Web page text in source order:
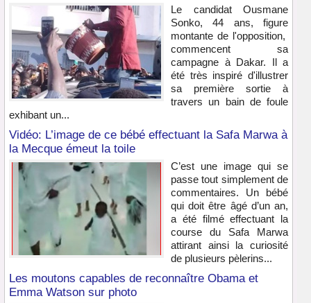
Le candidat Ousmane
Sonko, 44 ans, figure
montante de l'opposition,
commencent sa
campagne à Dakar. Il a
été très inspiré d'illustrer
sa première sortie à
travers un bain de foule
exhibant un...
Vidéo: L’image de ce bébé effectuant la Safa Marwa à
la Mecque émeut la toile
C’est une image qui se
passe tout simplement de
commentaires. Un bébé
qui doit être âgé d’un an,
a été filmé effectuant la
course du Safa Marwa
attirant ainsi la curiosité
de plusieurs pèlerins...
Les moutons capables de reconnaître Obama et
Emma Watson sur photo